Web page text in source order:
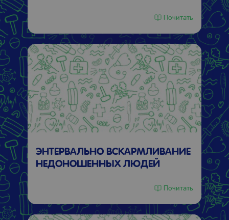
Почитать
ЭНТЕРВАЛЬНО ВСКАРМЛИВАНИЕ
НЕДОНОШЕННЫХ ЛЮДЕЙ
Почитать